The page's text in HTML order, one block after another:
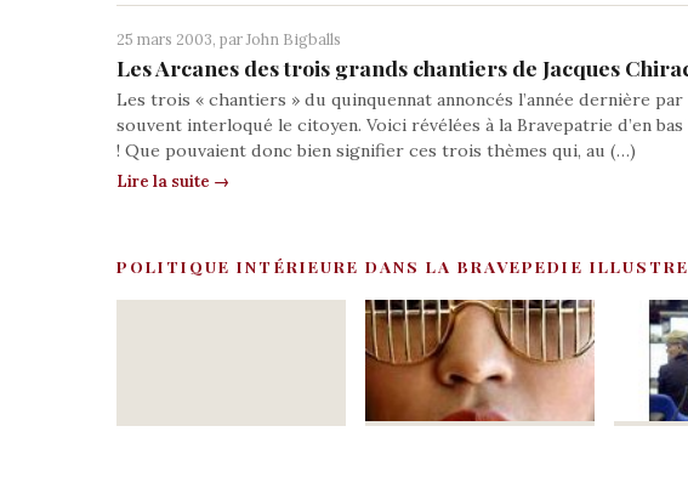
25 mars 2003, parJohn Bigballs
Les Arcanes des trois grands chantiers de Jacques
Les trois « chantiers » du quinquennat annoncés l’année dernière
souvent interloqué le citoyen. Voici révélées à la Bravepatrie d’en
! Que pouvaient donc bien signifier ces trois thèmes qui, au (…)
Lire la suite →
POLITIQUE INTÉRIEURE DANS LA BRAVEPEDIE